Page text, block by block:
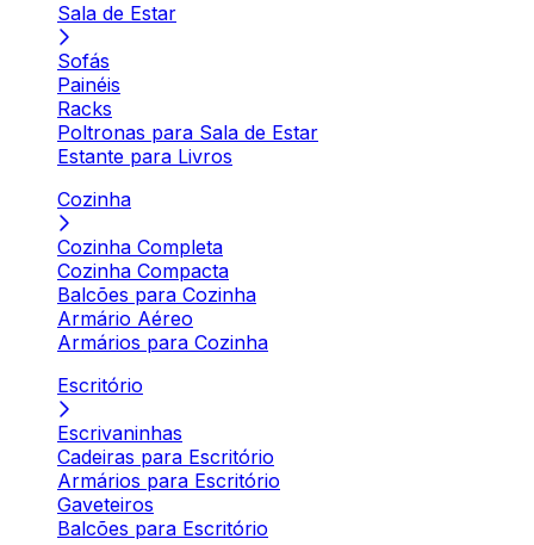
Sala de Estar
Sofás
Painéis
Racks
Poltronas para Sala de Estar
Estante para Livros
Cozinha
Cozinha Completa
Cozinha Compacta
Balcões para Cozinha
Armário Aéreo
Armários para Cozinha
Escritório
Escrivaninhas
Cadeiras para Escritório
Armários para Escritório
Gaveteiros
Balcões para Escritório